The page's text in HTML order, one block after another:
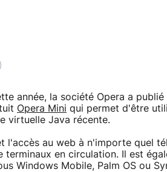
année, la société Opera a
Opera Mini qui permet d'être
virtuelle Java récente.
l'accès au web à n'importe quel
en circulation. Il est
Windows Mobile, Palm OS ou